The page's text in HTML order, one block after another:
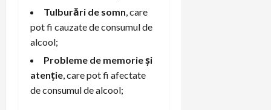
Tulburări de somn , care
pot fi cauzate de consumul de
alcool;
Probleme de memorie și
atenție , care pot fi afectate
de consumul de alcool;